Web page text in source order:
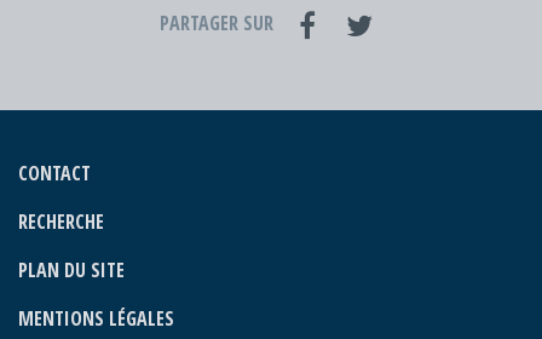
PARTAGER SUR
CONTACT
RECHERCHE
PLAN DU SITE
MENTIONS LÉGALES